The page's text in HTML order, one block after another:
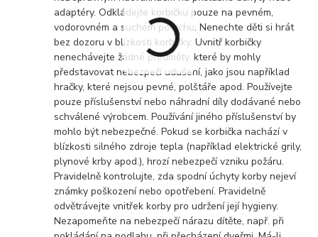
adaptéry. Odkládejte korbičku pouze na pevném,
vodorovném a suchém povrchu. Nenechte děti si hrát
bez dozoru v blízkosti korbičky. Uvnitř korbičky
nenechávejte žádné předměty, které by mohly
představovat nebezpečí udušení, jako jsou například
hračky, které nejsou pevné, polštáře apod. Používejte
pouze příslušenství nebo náhradní díly dodávané nebo
schválené výrobcem. Používání jiného příslušenství by
mohlo být nebezpečné. Pokud se korbička nachází v
blízkosti silného zdroje tepla (například elektrické grily,
plynové krby apod.), hrozí nebezpečí vzniku požáru.
Pravidelně kontrolujte, zda spodní úchyty korby nejeví
známky poškození nebo opotřebení. Pravidelně
odvětrávejte vnitřek korby pro udržení její hygieny.
Nezapomeňte na nebezpečí nárazu dítěte, např. při